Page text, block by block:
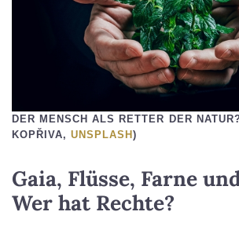
DER MENSCH ALS RETTER DER
KOPŘIVA,UNSPLASH)
Gaia, Flüsse, Farne
Wer hat Rechte?